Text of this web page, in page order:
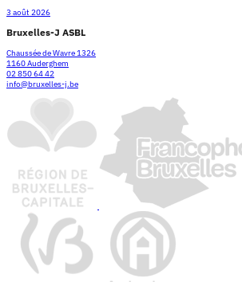
3 août 2026
Bruxelles-J ASBL
Chaussée de Wavre 1326
1160 Auderghem
02 850 64 42
info@bruxelles-j.be